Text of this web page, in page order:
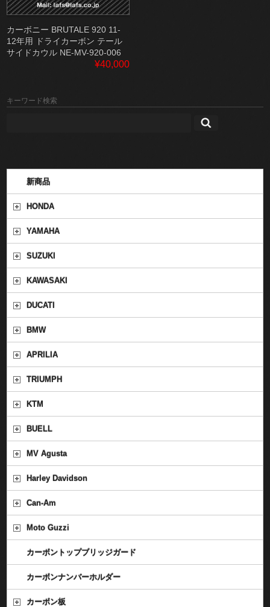
カーボニー BRUTALE 920 11-
12年用 ドライカーボン テール
サイドカウル NE-MV-920-006
¥40,000
キーワード検索
新商品
HONDA
YAMAHA
SUZUKI
KAWASAKI
DUCATI
BMW
APRILIA
TRIUMPH
KTM
BUELL
MV Agusta
Harley Davidson
Can-Am
Moto Guzzi
カーボントップブリッジガード
カーボンナンバーホルダー
カーボン板